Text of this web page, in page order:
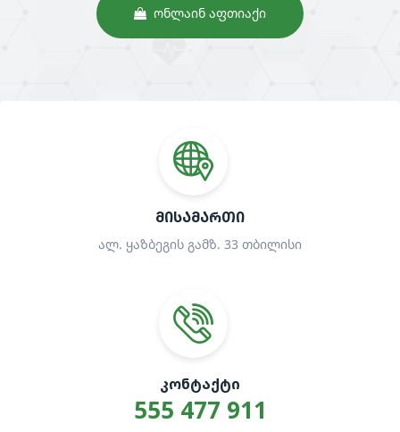
ᲝᲜᲚᲐᲘᲜ ᲐᲤᲗᲘᲐᲥᲘ
ᲛᲘᲡᲐᲛᲐᲠᲗᲘ
ალ. ყაზბეგის გამზ. 33 თბილისი
ᲙᲝᲜᲢᲐᲥᲢᲘ
555 477 911